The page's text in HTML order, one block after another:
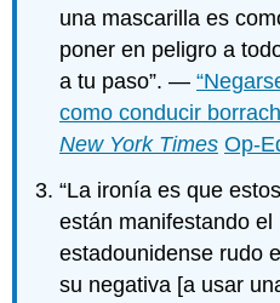
una mascarilla es
poner en peligro a
a tu paso”. —
como conducir
New York Times Op-
“La ironía es que
están manifestando el
estadounidense rudo
su negativa [a usar